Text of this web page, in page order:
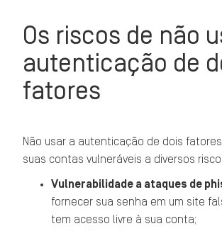
Os riscos de não
autenticação de
fatores
Não usar a autenticação de dois fatores
suas contas vulneráveis a diversos
Vulnerabilidade a ataques de
fornecer sua senha em um site
tem acesso livre à sua conta;